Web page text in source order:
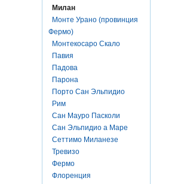
Милан
Монте Урано (провинция
Фермо)
Монтекосаро Скало
Павия
Падова
Парона
Порто Сан Эльпидио
Рим
Сан Мауро Пасколи
Сан Эльпидио а Маре
Сеттимо Миланезе
Тревизо
Фермо
Флоренция